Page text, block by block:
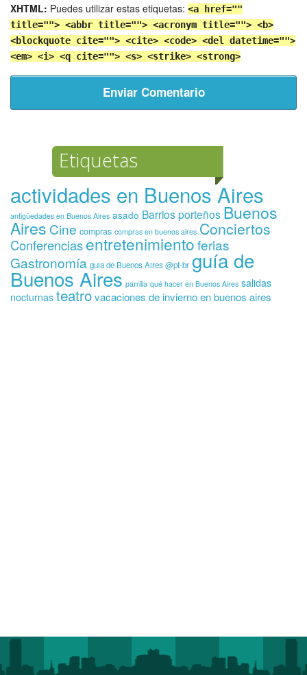
XHTML: Puedes utilizar estas etiquetas: <a href=""
title=""> <abbr title=""> <acronym title=""> <b>
<blockquote cite=""> <cite> <code> <del datetime="">
<em> <i> <q cite=""> <s> <strike> <strong>
Etiquetas
actividades en Buenos Aires
antigüedades en Buenos Aires asado Barrios porteños Buenos
Aires Cine compras compras en buenos aires Conciertos
Conferenciasentretenimientoferias
Gastronomía guia de Buenos Aires @pt-br guía de
Buenos Aires parrilla qué hacer en Buenos Aires salidas
nocturnas teatrovacaciones de invierno en buenos aires